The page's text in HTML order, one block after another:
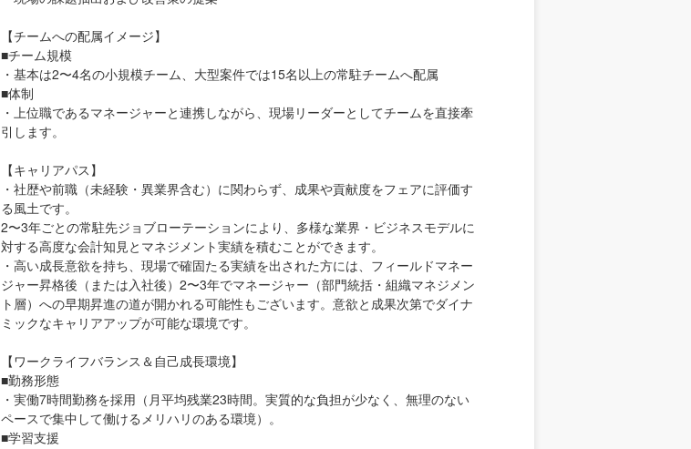
【チームへの配属イメージ】
■チーム規模
・基本は2〜4名の小規模チーム、大型案件では15名以上の常駐チームへ配属
■体制
・上位職であるマネージャーと連携しながら、現場リーダーとしてチームを直接牽
引します。
【キャリアパス】
・社歴や前職（未経験・異業界含む）に関わらず、成果や貢献度をフェアに評価す
る風土です。
2〜3年ごとの常駐先ジョブローテーションにより、多様な業界・ビジネスモデルに
対する高度な会計知見とマネジメント実績を積むことができます。
・高い成長意欲を持ち、現場で確固たる実績を出された方には、フィールドマネー
ジャー昇格後（または入社後）2〜3年でマネージャー（部門統括・組織マネジメン
ト層）への早期昇進の道が開かれる可能性もございます。意欲と成果次第でダイナ
ミックなキャリアアップが可能な環境です。
【ワークライフバランス＆自己成長環境】
■勤務形態
・実働7時間勤務を採用（月平均残業23時間。実質的な負担が少なく、無理のない
ペースで集中して働けるメリハリのある環境）。
■学習支援